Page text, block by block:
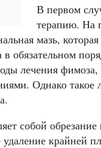
В первом
терапию. На
мазь,
лечения
Однако такое
собой
крайней